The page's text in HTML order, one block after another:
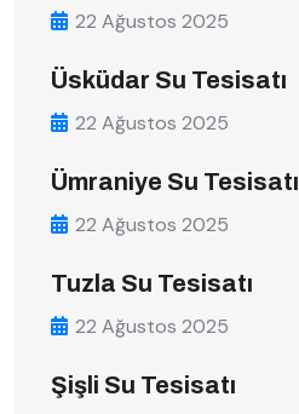
22 Ağustos 2025
Üsküdar Su Tesisatı
22 Ağustos 2025
Ümraniye Su Tesisatı
22 Ağustos 2025
Tuzla Su Tesisatı
22 Ağustos 2025
Şişli Su Tesisatı